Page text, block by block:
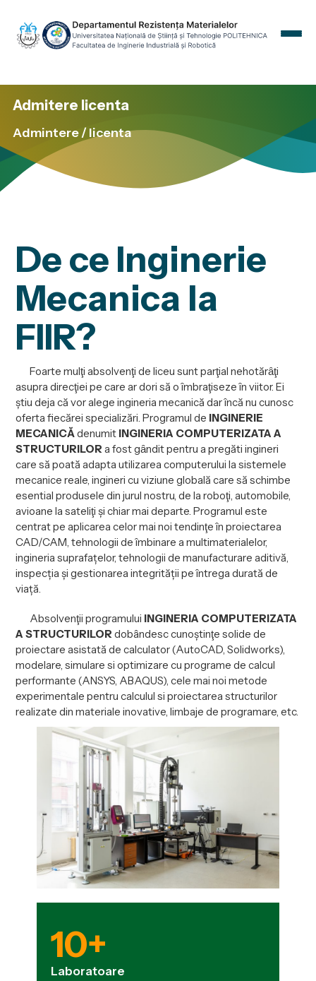
Admitere
Programe de studii
Cercetare
Admitere licenta
Admintere / licenta
De ce Inginerie
Mecanica la
FIIR?
Foarte mulţi absolvenţi de liceu sunt parţial nehotărȃţi
asupra direcţiei pe care ar dori să o îmbraţiseze în viitor. Ei
ştiu deja că vor alege ingineria mecanică dar încă nu cunosc
oferta fiecărei specializări. Programul de INGINERIE
MECANICĂdenumit INGINERIA COMPUTERIZATA A
STRUCTURILORa fost gȃndit pentru a pregăti ingineri
care să poată adapta utilizarea computerului la sistemele
mecanice reale, ingineri cu viziune globală care să schimbe
esential produsele din jurul nostru, de la roboţi, automobile,
avioane la sateliţi şi chiar mai departe. Programul este
centrat pe aplicarea celor mai noi tendinţe în proiectarea
CAD/CAM, tehnologii de îmbinare a multimaterialelor,
ingineria suprafațelor, tehnologii de manufacturare aditivă,
inspecția și gestionarea integrității pe întrega durată de
viață.
Absolvenţii programului INGINERIA COMPUTERIZATA
A STRUCTURILORdobândesc cunoştinţe solide de
proiectare asistată de calculator (AutoCAD, Solidworks),
modelare, simulare si optimizare cu programe de calcul
performante (ANSYS, ABAQUS), cele mai noi metode
experimentale pentru calculul si proiectarea structurilor
realizate din materiale inovative, limbaje de programare, etc.
10+
Laboratoare